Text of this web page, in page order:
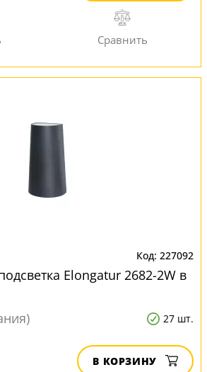
227092
Elongatur 2682-2W в
27 шт.
В КОРЗИНУ